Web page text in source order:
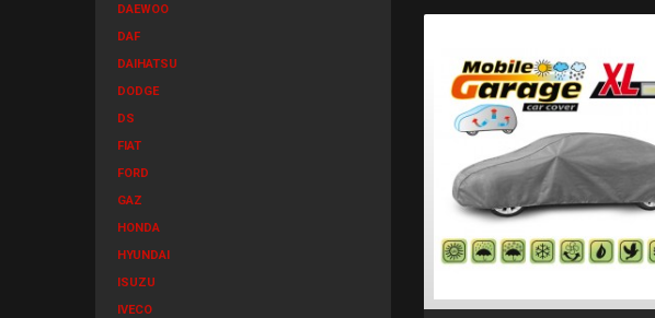
DAEWOO
DAF
DAIHATSU
DODGE
DS
FIAT
FORD
GAZ
HONDA
HYUNDAI
ISUZU
IVECO